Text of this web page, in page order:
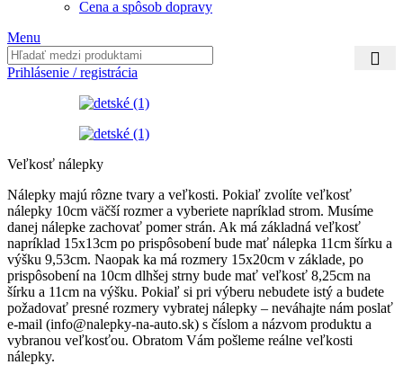
Cena a spôsob dopravy
Menu
Prihlásenie / registrácia
Veľkosť nálepky
Nálepky majú rôzne tvary a veľkosti. Pokiaľ zvolíte veľkosť
nálepky 10cm väčší rozmer a vyberiete napríklad strom. Musíme
danej nálepke zachovať pomer strán. Ak má základná veľkosť
napríklad 15x13cm po prispôsobení bude mať nálepka 11cm šírku a
výšku 9,53cm. Naopak ka má rozmery 15x20cm v základe, po
prispôsobení na 10cm dlhšej strny bude mať veľkosť 8,25cm na
šírku a 11cm na výšku. Pokiaľ si pri výberu nebudete istý a budete
požadovať presné rozmery vybratej nálepky – neváhajte nám poslať
e-mail (info@nalepky-na-auto.sk) s číslom a názvom produktu a
vybranou veľkosťou. Obratom Vám pošleme reálne veľkosti
nálepky.